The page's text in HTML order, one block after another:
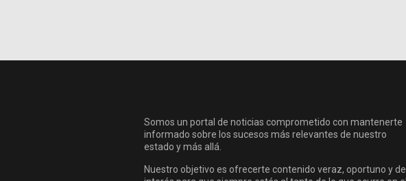
Somos un portal de noticias comprometido con mantenerte
informado sobre los sucesos más relevantes de nuestro
estado y más allá.
Nuestro objetivo es ofrecerte contenido veraz, oportuno y de